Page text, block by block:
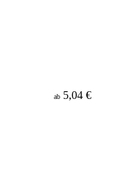
ab 5,04 €